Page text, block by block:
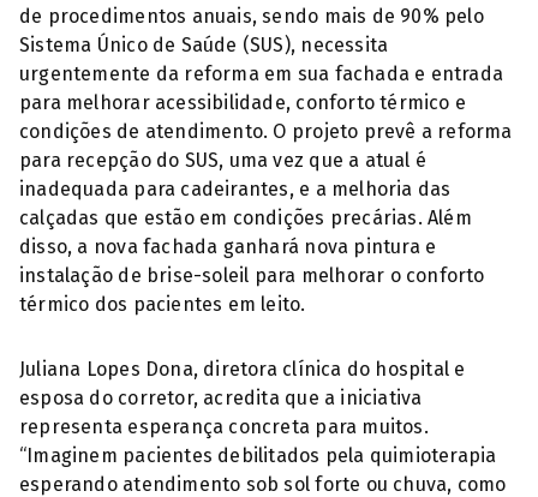
de procedimentos anuais, sendo mais de 90% pelo
Sistema Único de Saúde (SUS), necessita
urgentemente da reforma em sua fachada e entrada
para melhorar acessibilidade, conforto térmico e
condições de atendimento. O projeto prevê a reforma
para recepção do SUS, uma vez que a atual é
inadequada para cadeirantes, e a melhoria das
calçadas que estão em condições precárias. Além
disso, a nova fachada ganhará nova pintura e
instalação de brise-soleil para melhorar o conforto
térmico dos pacientes em leito.
Juliana Lopes Dona, diretora clínica do hospital e
esposa do corretor, acredita que a iniciativa
representa esperança concreta para muitos.
“Imaginem pacientes debilitados pela quimioterapia
esperando atendimento sob sol forte ou chuva, como